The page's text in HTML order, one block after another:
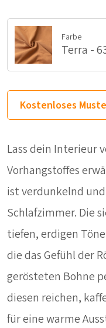
Farbe
Terra -
Kostenloses
Lass dein Interieur
Vorhangstoffes
ist verdunkelnd
Schlafzimmer. Die
tiefen, erdigen
die das Gefühl der
gerösteten Bohne
diesen reichen,
für eine warme